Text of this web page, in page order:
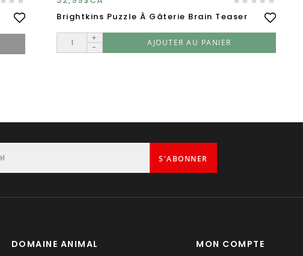
Brightkins Puzzle À Gâterie Brain Teaser
+
-
AJOUTER AU PANIER
S'ABONNER
DOMAINE ANIMAL MON COMPTE